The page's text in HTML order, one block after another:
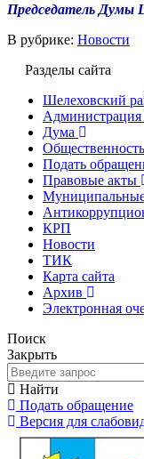
Председатель Думы
В рубрике: Новости
Разделы сайта
Шелеховский
Администрация
Дума
Общественность
Подать
Правовые акты
КРП
Новости
ТИК
Карта сайта
Архив
Электронная
Поиск
Закрыть
Найти
Подать обращение
Версия для